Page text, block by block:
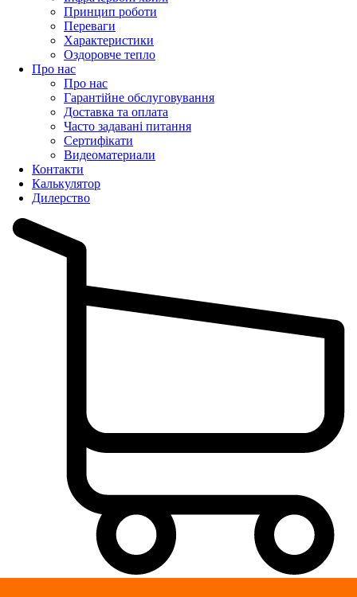
Принцип роботи
Переваги
Характеристики
Оздоровче тепло
Про нас
Про нас
Гарантійне обслуговування
Доставка та оплата
Часто задавані питання
Сертифікати
Видеоматериали
Контакти
Калькулятор
Дилерство